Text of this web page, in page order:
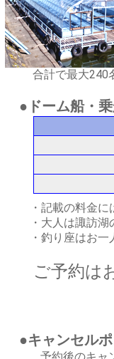
合計で最大240
●ドーム船・乗
・記載の料金
・大人は諏訪
・釣り座はお一
ご予約は
●キャンセル